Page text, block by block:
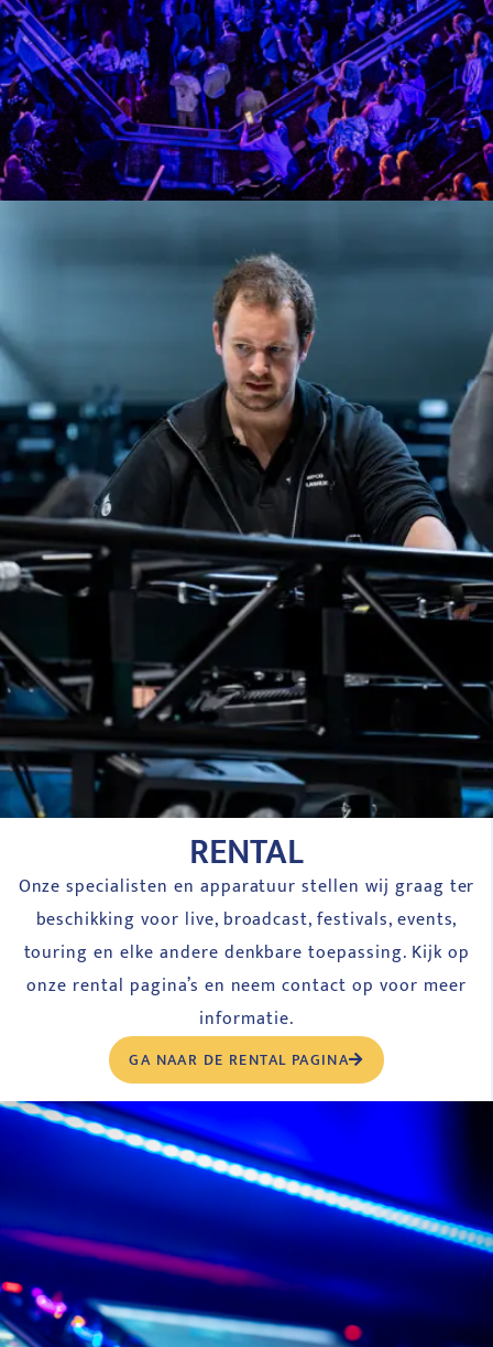
RENTAL
Onze specialisten en apparatuur stellen wij graag ter
beschikking voor live, broadcast, festivals, events,
touring en elke andere denkbare toepassing. Kijk op
onze rental pagina’s en neem contact op voor meer
informatie.
GA NAAR DE RENTAL PAGINA